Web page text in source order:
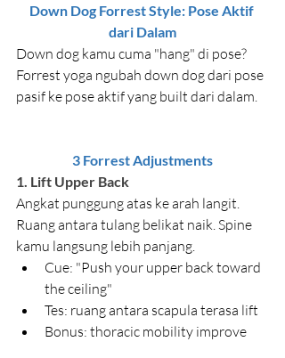
Down Dog Forrest Style: Pose Aktif
dari Dalam
Down dog kamu cuma "hang" di pose?
Forrest yoga ngubah down dog dari pose
pasif ke pose aktif yang built dari dalam.
3 Forrest Adjustments
1. Lift Upper Back
Angkat punggung atas ke arah langit.
Ruang antara tulang belikat naik. Spine
kamu langsung lebih panjang.
Cue: "Push your upper back toward
the ceiling"
Tes: ruang antara scapula terasa lift
Bonus: thoracic mobility improve